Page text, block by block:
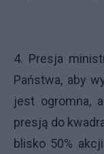
4. Presja
Państwa, aby
jest ogromna,
presją do
blisko 50%